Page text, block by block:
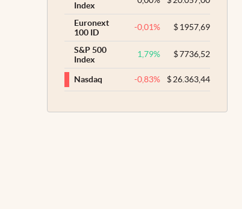
Index
Euronext
100 ID
-0,01% $1957,69
S&P 500
Index
1,79% $7736,52
Nasdaq -0,83% $26.363,44